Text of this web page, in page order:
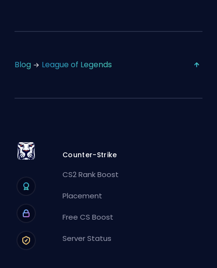
Blog League of Legends
Counter-Strike
CS2 Rank Boost
Placement
Free CS Boost
Server Status